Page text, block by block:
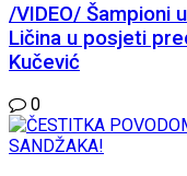
/VIDEO/ Šampioni
Ličina u posjeti
Kučević
0